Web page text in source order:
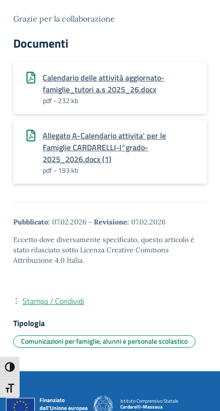
Attiva/disattiva alto contrasto
Attiva/disattiva dimensione testo
Grazie per la collaborazione
Documenti
Calendario delle attività aggiornato-
famiglie_tutori a.s 2025_26.docx
pdf - 232 kb
Allegato A-Calendario attivita' per le
Famiglie CARDARELLI-I°grado-
2025_2026.docx (1)
pdf - 193 kb
Pubblicato: 07.02.2026 - Revisione: 07.02.2026
Eccetto dove diversamente specificato, questo articolo è
stato rilasciato sotto Licenza Creative Commons
Attribuzione 4.0 Italia.
Stampa / Condividi
Tipologia
Comunicazioni per famiglie, alunni e personale scolastico
Istituto Comprensivo Statale
Cardarelli-Massaua